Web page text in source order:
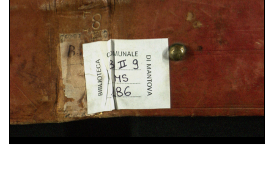
Constitutiones Congregationis Cassinensis atque
varia pontificum indulta, sec. XVI ; cart. ; 95 c. ;
196x43 mm ; ms. 42
Iohannes Gerson,De imitatione Christi
, sec. XV ;
cart. ; 100 c. ; 203x54 mm ; ms. 43
Benedictus (s.) Abbas,Regola in volgare, sec. XV ;